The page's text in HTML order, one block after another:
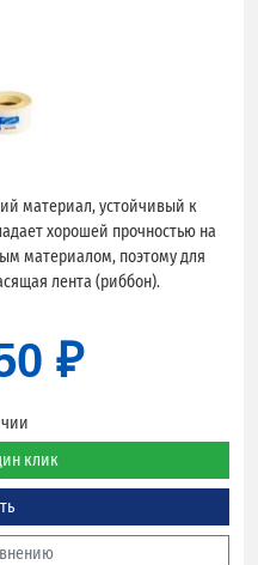
материал, устойчивый к
хорошей прочностью на
материалом, поэтому для
лента (риббон).
₽
клик